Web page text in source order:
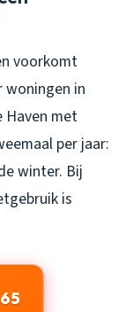
voorkomt
woningen in
Haven met
per jaar:
winter. Bij
is